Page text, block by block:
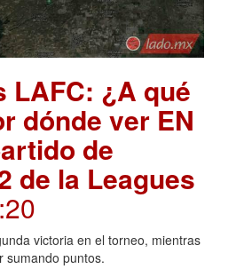
LAFC: ¿A qué
dónde ver EN
de
de la Leagues
victoria en el torneo, mientras
sumando puntos.